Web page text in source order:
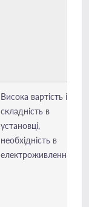
Висока вартість і
складність в
установці,
необхідність в
електроживленні.